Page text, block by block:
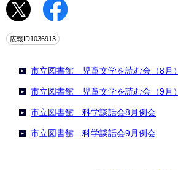
広報ID1036913
市立図書館 児童文学を読む会（8月）
市立図書館 児童文学を読む会（9月）
市立図書館 科学談話会8月例会
市立図書館 科学談話会9月例会